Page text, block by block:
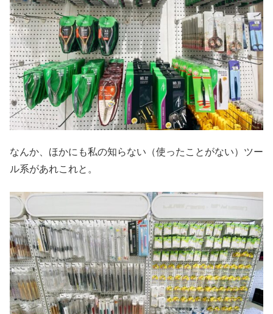
なんか、ほかにも私の知らない（使ったことがない）ツー
ル系があれこれと。